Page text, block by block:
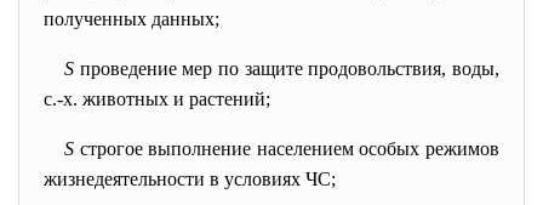
полученных данных;
S проведение мер по защите продовольствия, воды,
с.-х. животных и растений;
S строгое выполнение населением особых режимов
жизнедеятельности в условиях ЧС;